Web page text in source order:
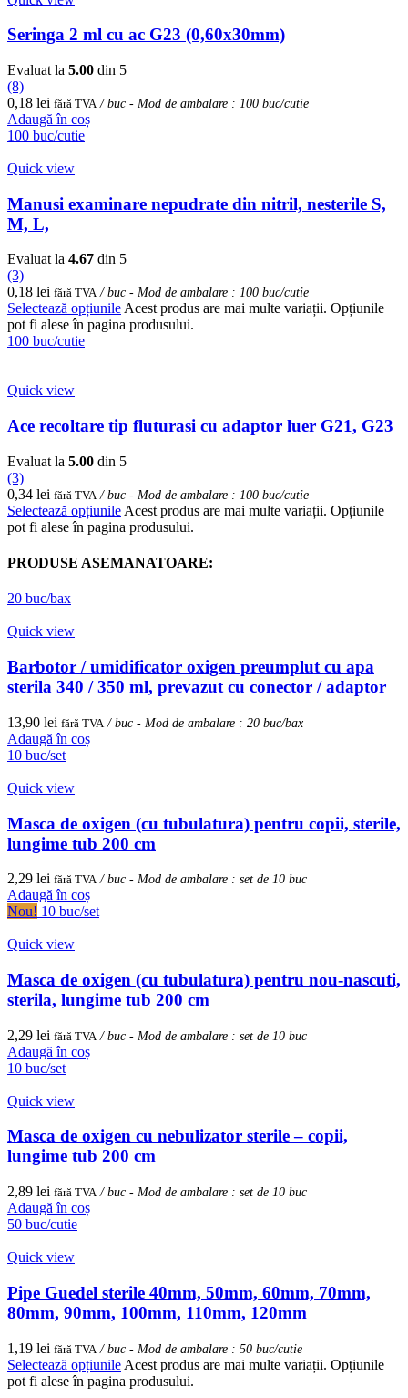
Seringa 2 ml cu ac G23 (0,60x30mm)
Evaluat la 5.00 din 5
(8)
0,18 lei fără TVA / buc - Mod de ambalare : 100 buc/cutie
Adaugă în coș
100 buc/cutie
Quick view
Manusi examinare nepudrate din nitril, nesterile S,
M, L,
Evaluat la 4.67 din 5
(3)
0,18 lei fără TVA/ buc - Mod de ambalare : 100 buc/cutie
Selectează opțiunileAcest produs are mai multe variații. Opțiunile
pot fi alese în pagina produsului.
100 buc/cutie
Quick view
Ace recoltare tip fluturasi cu adaptor luer G21, G23
Evaluat la 5.00 din 5
(3)
0,34 lei fără TVA / buc - Mod de ambalare : 100 buc/cutie
Selectează opțiunile Acest produs are mai multe variații. Opțiunile
pot fi alese în pagina produsului.
PRODUSE ASEMANATOARE:
20 buc/bax
Quick view
Barbotor / umidificator oxigen preumplut cu apa
sterila 340 / 350 ml, prevazut cu conector / adaptor
13,90 lei fără TVA / buc - Mod de ambalare : 20 buc/bax
Adaugă în coș
10 buc/set
Quick view
Masca de oxigen (cu tubulatura) pentru copii, sterile,
lungime tub 200 cm
2,29 lei fără TVA/ buc - Mod de ambalare : set de 10 buc
Adaugă în coș
Nou! 10 buc/set
Quick view
Masca de oxigen (cu tubulatura) pentru nou-nascuti,
sterila, lungime tub 200 cm
2,29 lei fără TVA / buc - Mod de ambalare : set de 10 buc
Adaugă în coș
10 buc/set
Quick view
Masca de oxigen cu nebulizator sterile – copii,
lungime tub 200 cm
2,89 lei fără TVA/ buc - Mod de ambalare : set de 10 buc
Adaugă în coș
50 buc/cutie
Quick view
Pipe Guedel sterile 40mm, 50mm, 60mm, 70mm,
80mm, 90mm, 100mm, 110mm, 120mm
1,19 lei fără TVA / buc - Mod de ambalare : 50 buc/cutie
Selectează opțiunile Acest produs are mai multe variații. Opțiunile
pot fi alese în pagina produsului.